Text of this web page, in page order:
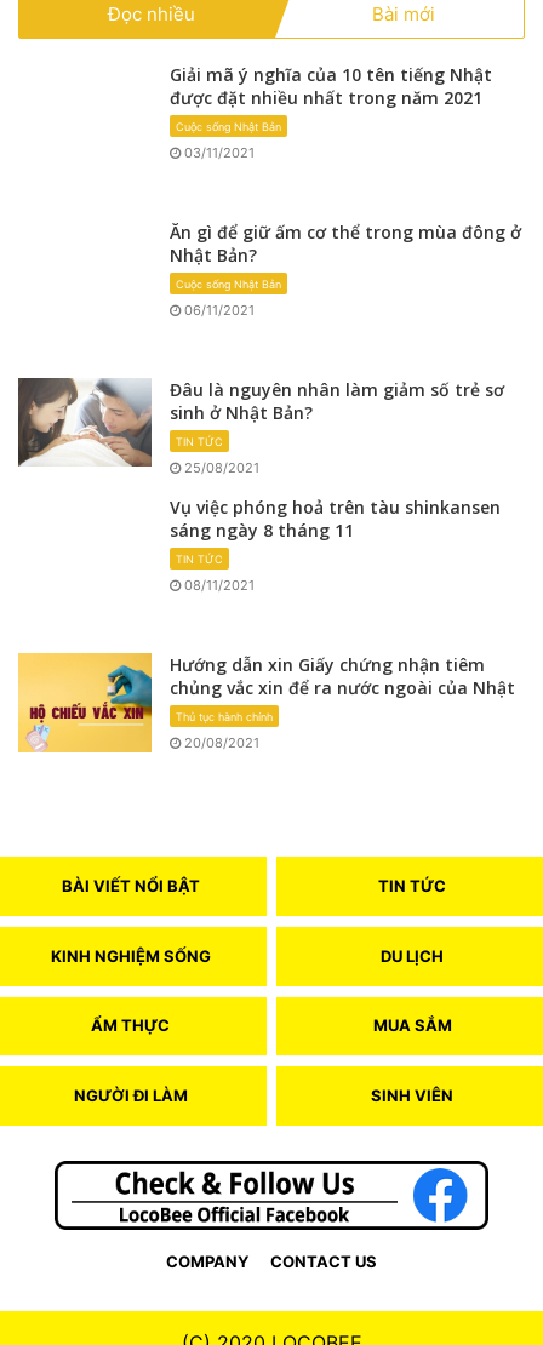
Đọc nhiều Bài mới
Giải mã ý nghĩa của 10 tên tiếng Nhật
được đặt nhiều nhất trong năm 2021
Cuộc sống Nhật Bản
03/11/2021
Ăn gì để giữ ấm cơ thể trong mùa đông ở
Nhật Bản?
Cuộc sống Nhật Bản
06/11/2021
Đâu là nguyên nhân làm giảm số trẻ sơ
sinh ở Nhật Bản?
TIN TỨC
25/08/2021
Vụ việc phóng hoả trên tàu shinkansen
sáng ngày 8 tháng 11
TIN TỨC
08/11/2021
Hướng dẫn xin Giấy chứng nhận tiêm
chủng vắc xin để ra nước ngoài của Nhật
Thủ tục hành chính
20/08/2021
BÀI VIẾT NỔI BẬT TIN TỨC
KINH NGHIỆM SỐNG DU LỊCH
ẨM THỰC MUA SẮM
NGƯỜI ĐI LÀM SINH VIÊN
COMPANY CONTACT US